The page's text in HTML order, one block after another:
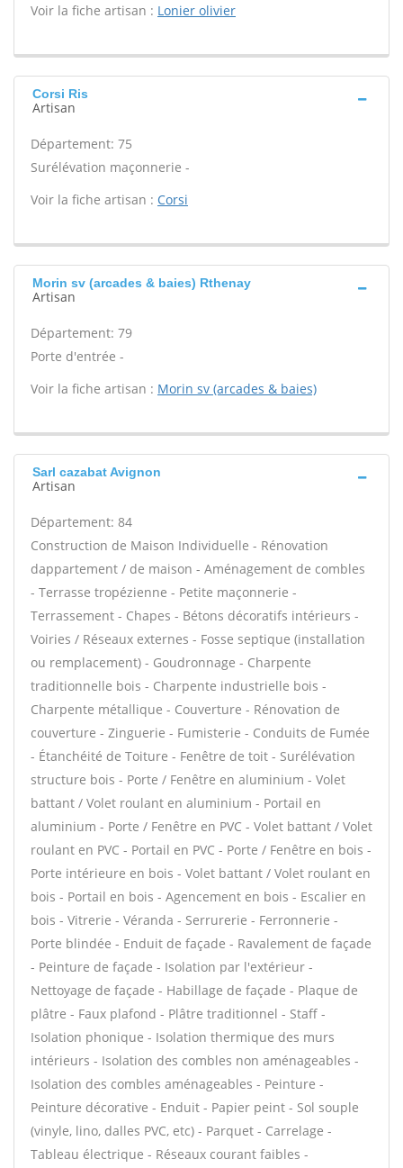
Voir la fiche artisan : Lonier olivier
Corsi Ris
Artisan
Département: 75
Surélévation maçonnerie -
Voir la fiche artisan : Corsi
Morin sv (arcades & baies) Rthenay
Artisan
Département: 79
Porte d'entrée -
Voir la fiche artisan : Morin sv (arcades & baies)
Sarl cazabat Avignon
Artisan
Département: 84
Construction de Maison Individuelle - Rénovation
dappartement / de maison - Aménagement de combles
- Terrasse tropézienne - Petite maçonnerie -
Terrassement - Chapes - Bétons décoratifs intérieurs -
Voiries / Réseaux externes - Fosse septique (installation
ou remplacement) - Goudronnage - Charpente
traditionnelle bois - Charpente industrielle bois -
Charpente métallique - Couverture - Rénovation de
couverture - Zinguerie - Fumisterie - Conduits de Fumée
- Étanchéité de Toiture - Fenêtre de toit - Surélévation
structure bois - Porte / Fenêtre en aluminium - Volet
battant / Volet roulant en aluminium - Portail en
aluminium - Porte / Fenêtre en PVC - Volet battant / Volet
roulant en PVC - Portail en PVC - Porte / Fenêtre en bois -
Porte intérieure en bois - Volet battant / Volet roulant en
bois - Portail en bois - Agencement en bois - Escalier en
bois - Vitrerie - Véranda - Serrurerie - Ferronnerie -
Porte blindée - Enduit de façade - Ravalement de façade
- Peinture de façade - Isolation par l'extérieur -
Nettoyage de façade - Habillage de façade - Plaque de
plâtre - Faux plafond - Plâtre traditionnel - Staff -
Isolation phonique - Isolation thermique des murs
intérieurs - Isolation des combles non aménageables -
Isolation des combles aménageables - Peinture -
Peinture décorative - Enduit - Papier peint - Sol souple
(vinyle, lino, dalles PVC, etc) - Parquet - Carrelage -
Tableau électrique - Réseaux courant faibles -